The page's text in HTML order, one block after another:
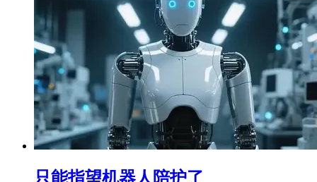
只能指望机器人陪护了